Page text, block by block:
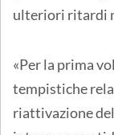
ulteriori ritardi
«Per la prima
tempistiche
riattivazione